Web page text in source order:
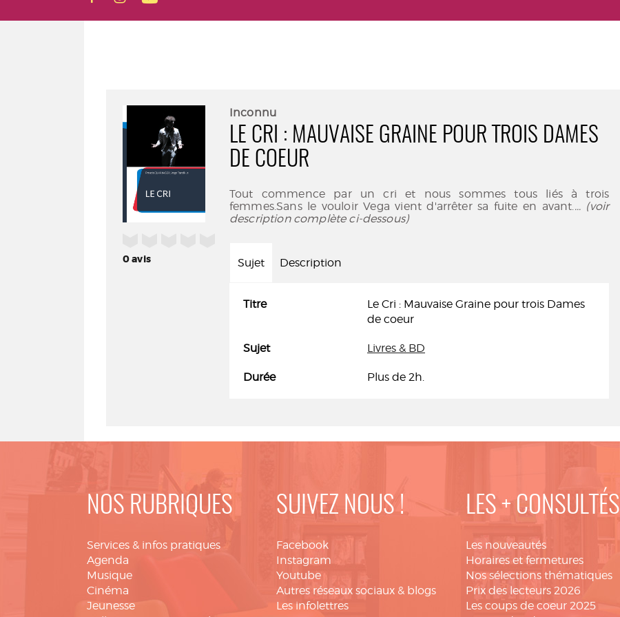
0avis
Inconnu
LE CRI : MAUVAISE GRAINE POUR TROIS DAMES
DE COEUR
Tout commence par un cri et nous sommes tous liés à trois
femmes.Sans le vouloir Vega vient d'arrêter sa fuite en avant.... (voir
description complète ci-dessous)
Sujet Description
Titre
Le Cri : Mauvaise Graine pour trois Dames
de coeur
Sujet Livres & BD
Durée Plus de 2h.
NOS RUBRIQUES
Services & infos pratiques
Agenda
Musique
Cinéma
Jeunesse
SUIVEZ NOUS !
Facebook
Instagram
Youtube
Autres réseaux sociaux & blogs
Les infolettres
LES + CONSULTÉS
Les nouveautés
Horaires et fermetures
Nos sélections thématiques
Prix des lecteurs 2026
Les coups de coeur 2025